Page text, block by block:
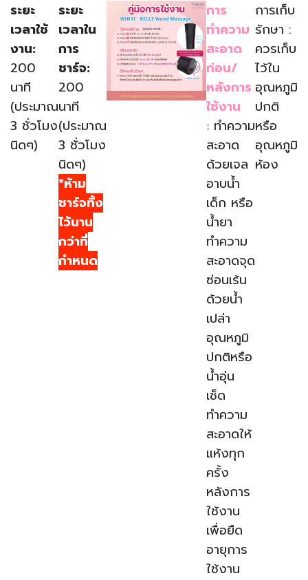
ระยะ
เวลาใช้
งาน:
200
นาที
(ประมาณ
3 ชั่วโมง
นิดๆ)
ระยะ
เวลาใน
การ
ชาร์จ:
200
นาที
(ประมาณ
3 ชั่วโมง
นิดๆ)
*ห้าม
ชาร์จทิ้ง
ไว้นาน
กว่าที่
กำหนด
การ
ทำความ
สะอาด
ก่อน/
หลังการ
ใช้งาน
: ทำความ
สะอาด
ด้วยเจล
อาบน้ำ
เด็ก หรือ
น้ำยา
ทำความ
สะอาดจุด
ซ่อนเร้น
ด้วยน้ำ
เปล่า
อุณหภูมิ
ปกติหรือ
น้ำอุ่น
เช็ด
ทำความ
สะอาดให้
แห้งทุก
ครั้ง
หลังการ
ใช้งาน
เพื่อยืด
อายุการ
ใช้งาน
การเก็บ
รักษา :
ควรเก็บ
ไว้ใน
อุณหภูมิ
ปกติ
หรือ
อุณหภูมิ
ห้อง